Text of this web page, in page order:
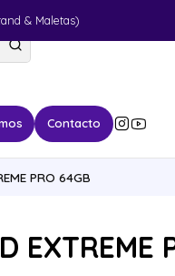
Contacto
& Maletas)
PRO 64GB
EXTREME